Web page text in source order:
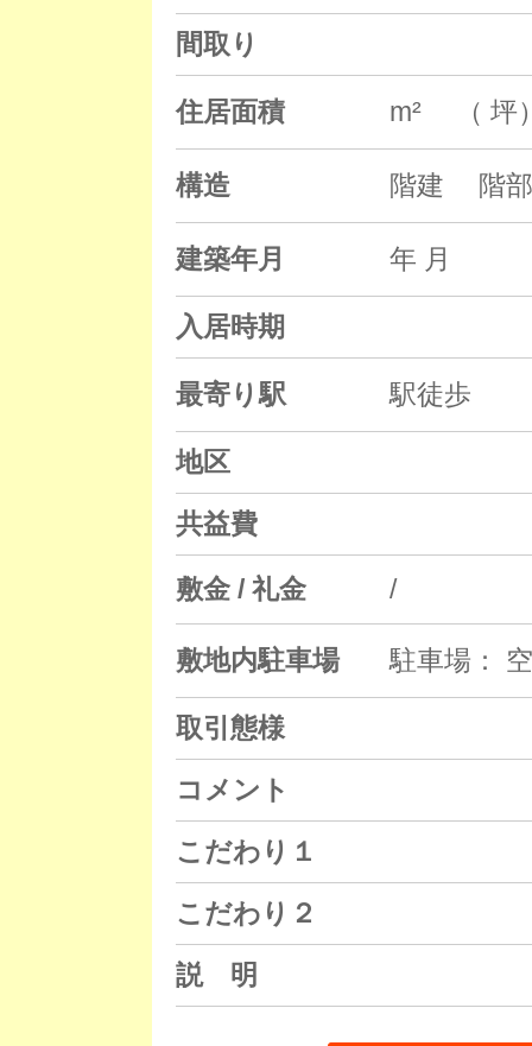
間取り
住居面積 m² （ 坪
構造 階建 階
建築年月 年 月
入居時期
最寄り駅 駅徒歩
地区
共益費
敷金 / 礼金 /
敷地内駐車場 駐車場：
取引態様
コメント
こだわり１
こだわり２
説 明